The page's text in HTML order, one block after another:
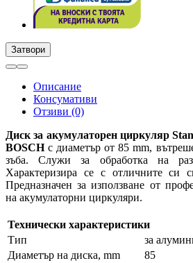
Затвори
Описание
Консумативи
Отзиви (0)
Диск за акумулаторен циркуляр
BOSCHс диаметър от 85 mm,
зъба. Служи за обработка на
Характеризира се с отличните си
Предназначен за използване от
на акумулаторни циркуляри.
Технически характеристики
Тип
за
Диаметър на диска, mm
85